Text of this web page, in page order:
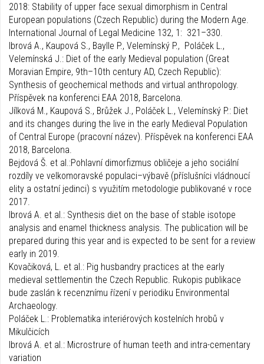
2018: Stability of upper face sexual dimorphism in Central
European populations (Czech Republic) during the Modern Age.
International Journal of Legal Medicine 132, 1: 321–330.
Ibrová A., Kaupová S., Baylle P., Velemínský P., Poláček L.,
Velemínská J.: Diet of the early Medieval population (Great
Moravian Empire, 9th–10th century AD, Czech Republic):
Synthesis of geochemical methods and virtual anthropology.
Příspěvek na konferenci EAA 2018, Barcelona.
Jílková M., Kaupová S., Brůžek J., Poláček L., Velemínský P.: Diet
and its changes during the live in the early Medieval Population
of Central Europe (pracovní název). Příspěvek na konferenci EAA
2018, Barcelona.
Bejdová Š. et al.:Pohlavní dimorfizmus obličeje a jeho sociální
rozdíly ve velkomoravské populaci–výbavě (příslušníci vládnoucí
elity a ostatní jedinci) s využitím metodologie publikované v roce
2017.
Ibrová A. et al.: Synthesis diet on the base of stable isotope
analysis and enamel thickness analysis. The publication will be
prepared during this year and is expected to be sent for a review
early in 2019.
Kovačiková, L. et al.: Pig husbandry practices at the early
medieval settlementin the Czech Republic. Rukopis publikace
bude zaslán k recenznímu řízení v periodiku Environmental
Archaeology.
Poláček L.: Problematika interiérových kostelních hrobů v
Mikulčicích
Ibrová A. et al.: Microstrure of human teeth and intra-cementary
variation